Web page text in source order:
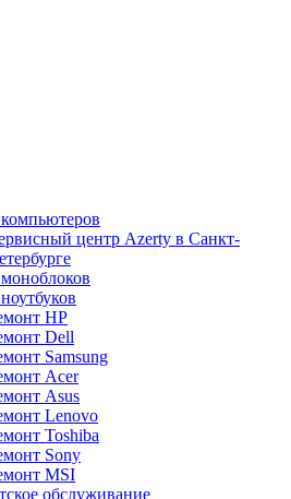
центр Azerty в Санкт-
HP
Dell
Samsung
Acer
Asus
Lenovo
Toshiba
Sony
MSI
обслуживание